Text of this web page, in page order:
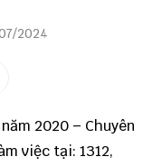
2024
2020 – Chuyên
việc tại: 1312,